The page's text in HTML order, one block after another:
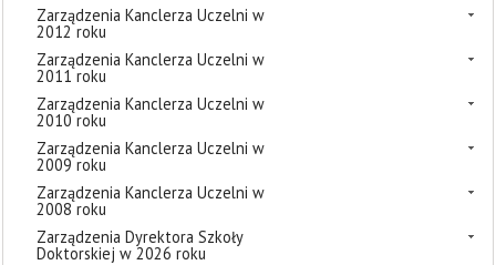
Zarządzenia Kanclerza Uczelni w
2012 roku
Zarządzenia Kanclerza Uczelni w
2011 roku
Zarządzenia Kanclerza Uczelni w
2010 roku
Zarządzenia Kanclerza Uczelni w
2009 roku
Zarządzenia Kanclerza Uczelni w
2008 roku
Zarządzenia Dyrektora Szkoły
Doktorskiej w 2026 roku